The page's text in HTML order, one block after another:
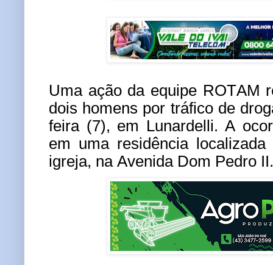
Uma ação da equipe ROTAM
dois homens por tráfico de
feira (7), em Lunardelli. A
em uma residência
igreja, na Avenida Dom Pedro II.